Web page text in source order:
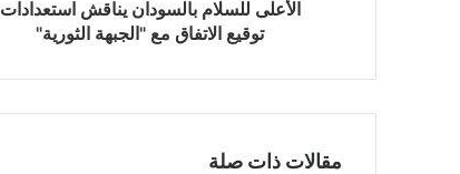
الأعلى للسلام بالسودان يناقش استعدادات
توقيع الاتفاق مع "الجبهة الثورية"
مقالات ذات صلة